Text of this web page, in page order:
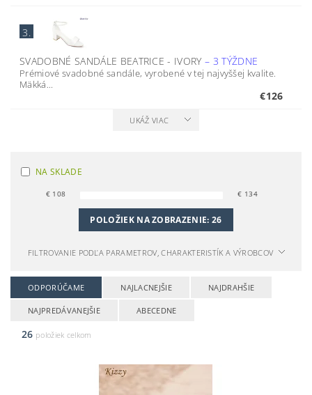
3.
SVADOBNÉ SANDÁLE BEATRICE - IVORY– 3 TÝŽDNE
Prémiové svadobné sandále, vyrobené v tej najvyššej kvalite.
Mäkká...
€126
UKÁŽ VIAC
NA SKLADE
€ 108 € 134
POLOŽIEK NA ZOBRAZENIE:26
FILTROVANIE PODĽA PARAMETROV, CHARAKTERISTÍK A VÝROBCOV
ODPORÚČAME NAJLACNEJŠIE NAJDRAHŠIE
NAJPREDÁVANEJŠIE ABECEDNE
26 položiek celkom